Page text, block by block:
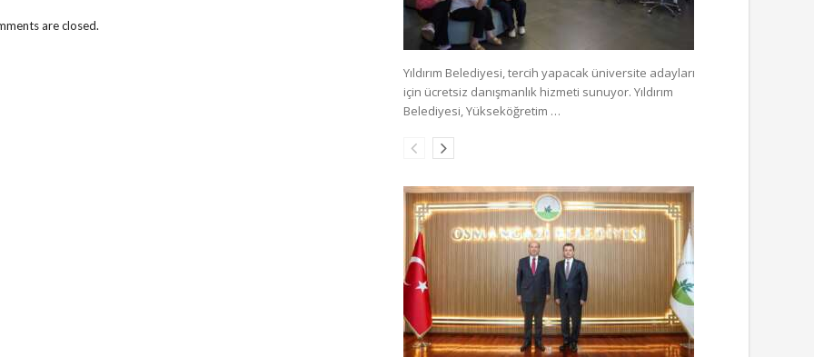
are closed.
Yıldırım Belediyesi, tercih yapacak üniversite adayları
için ücretsiz danışmanlık hizmeti sunuyor. Yıldırım
Belediyesi, Yükseköğretim …